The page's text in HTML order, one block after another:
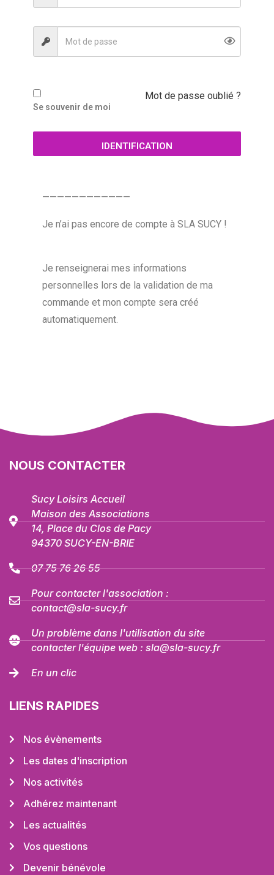
Se souvenir de moi
Mot de passe oublié ?
IDENTIFICATION
————————————
Je n’ai pas encore de compte à SLA SUCY !
Je renseignerai mes informations
personnelles lors de la validation de ma
commande et mon compte sera créé
automatiquement.
NOUS CONTACTER
Sucy Loisirs Accueil
Maison des Associations
14, Place du Clos de Pacy
94370 SUCY-EN-BRIE
07 75 76 26 55
Pour contacter l'association :
contact@sla-sucy.fr
Un problème dans l'utilisation du site
contacter l'équipe web : sla@sla-sucy.fr
En un clic
LIENS RAPIDES
Nos évènements
Les dates d'inscription
Nos activités
Adhérez maintenant
Les actualités
Vos questions
Devenir bénévole